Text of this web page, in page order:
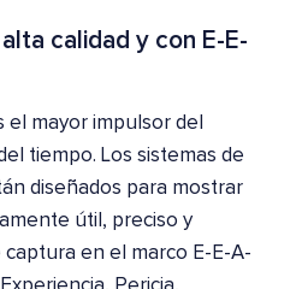
calidad y con E-E-
el mayor impulsor del
tiempo. Los sistemas de
diseñados para mostrar
útil, preciso y
en el marco E-E-A-